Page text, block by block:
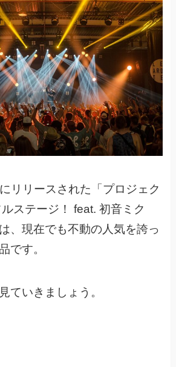
リリースされた
「プロジェク
ステージ！ feat. 初音ミク
、現在でも不動の人気を誇っ
です。
ていきましょう。